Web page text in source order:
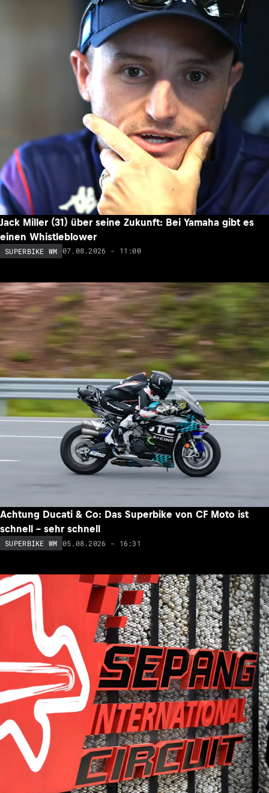
Jack Miller (31) über seine Zukunft: Bei Yamaha gibt es
einen Whistleblower
SUPERBIKE WM 07.08.2026 - 11:00
Achtung Ducati & Co: Das Superbike von CF Moto ist
schnell – sehr schnell
SUPERBIKE WM 05.08.2026 - 16:31